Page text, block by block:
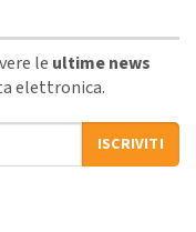
le ultime news
elettronica.
ISCRIVITI